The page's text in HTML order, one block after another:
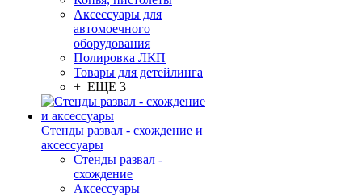
Аксессуары для
автомоечного
оборудования
Полировка ЛКП
Товары для детейлинга
+ ЕЩЕ 3
Стенды развал - схождение и
аксессуары
Стенды развал -
схождение
Аксессуары